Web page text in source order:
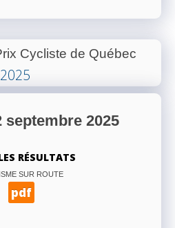
Cycliste de Québec
2025
septembre 2025
RÉSULTATS
SUR ROUTE
pdf